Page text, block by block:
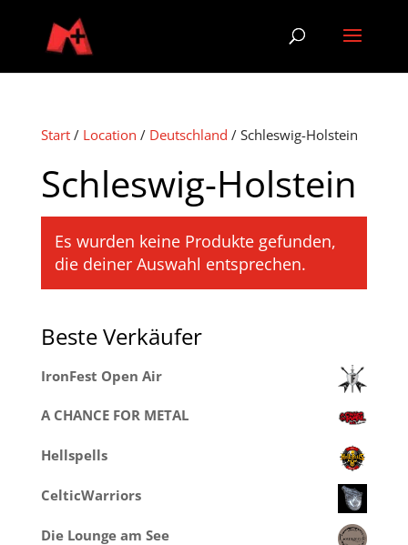
Start/ Location / Deutschland / Schleswig-Holstein
Schleswig-Holstein
Es wurden keine Produkte gefunden,
die deiner Auswahl entsprechen.
Beste Verkäufer
IronFest Open Air
A CHANCE FOR METAL
Hellspells
CelticWarriors
Die Lounge am See